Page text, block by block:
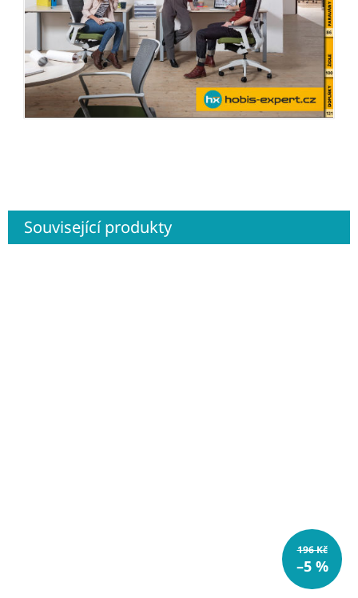
Související produkty
196 Kč
–5 %